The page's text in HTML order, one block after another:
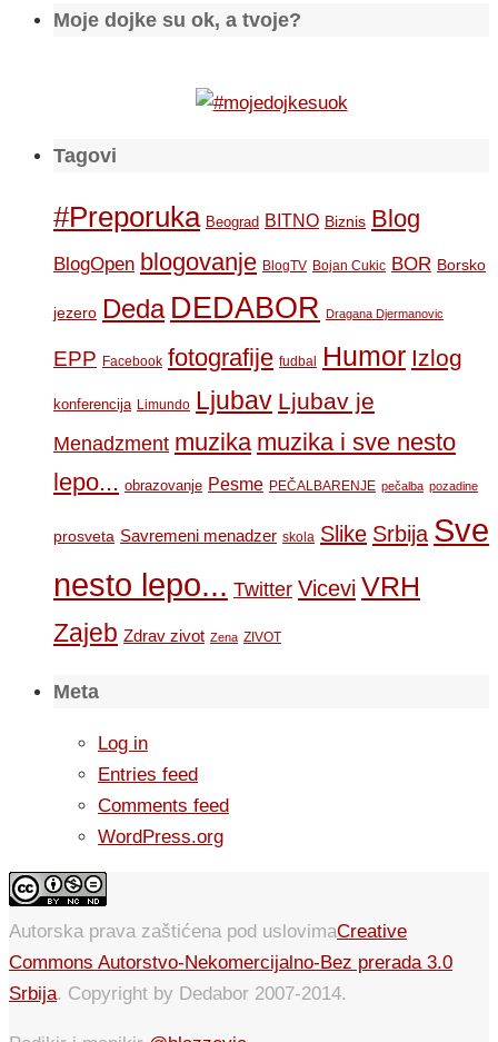
Moje dojke su ok, a tvoje?
Tagovi
#Preporuka Beograd BITNO Biznis Blog
BlogOpen blogovanje BlogTV Bojan Cukic BOR Borsko
jezero Deda DEDABOR Dragana Djermanovic
EPP Facebook fotografije fudbal Humor Izlog
konferencija Limundo Ljubav Ljubav je
Menadzment muzika muzika i sve nesto
lepo... obrazovanje Pesme PEČALBARENJE pečalba pozadine
prosveta Savremeni menadzer skola Slike Srbija Sve
nesto lepo... Twitter Vicevi VRH
Zajeb Zdrav zivot Zena ZIVOT
Meta
Log in
Entries feed
Comments feed
WordPress.org
Autorska prava zaštićena pod uslovimaCreative
Commons Autorstvo-Nekomercijalno-Bez prerada 3.0
Srbija. Copyright by Dedabor 2007-2014.